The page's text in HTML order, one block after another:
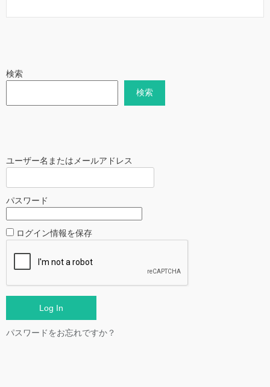
検索
検索
ユーザー名またはメールアドレス
パスワード
ログイン情報を保存
パスワードをお忘れですか？